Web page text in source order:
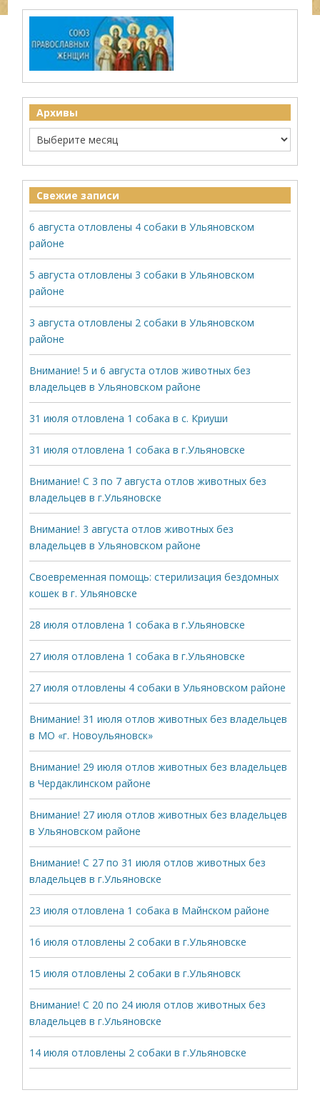
Архивы
Свежие записи
6 августа отловлены 4 собаки в Ульяновском
районе
5 августа отловлены 3 собаки в Ульяновском
районе
3 августа отловлены 2 собаки в Ульяновском
районе
Внимание! 5 и 6 августа отлов животных без
владельцев в Ульяновском районе
31 июля отловлена 1 собака в с. Криуши
31 июля отловлена 1 собака в г.Ульяновске
Внимание! С 3 по 7 августа отлов животных без
владельцев в г.Ульяновске
Внимание! 3 августа отлов животных без
владельцев в Ульяновском районе
Своевременная помощь: стерилизация бездомных
кошек в г. Ульяновске
28 июля отловлена 1 собака в г.Ульяновске
27 июля отловлена 1 собака в г.Ульяновске
27 июля отловлены 4 собаки в Ульяновском районе
Внимание! 31 июля отлов животных без владельцев
в МО «г. Новоульяновск»
Внимание! 29 июля отлов животных без владельцев
в Чердаклинском районе
Внимание! 27 июля отлов животных без владельцев
в Ульяновском районе
Внимание! С 27 по 31 июля отлов животных без
владельцев в г.Ульяновске
23 июля отловлена 1 собака в Майнском районе
16 июля отловлены 2 собаки в г.Ульяновске
15 июля отловлены 2 собаки в г.Ульяновск
Внимание! С 20 по 24 июля отлов животных без
владельцев в г.Ульяновске
14 июля отловлены 2 собаки в г.Ульяновске